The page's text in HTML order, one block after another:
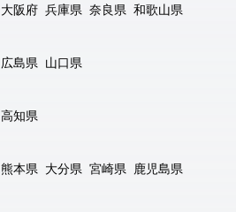
大阪府 兵庫県 奈良県 和歌山県
広島県 山口県
高知県
熊本県 大分県 宮崎県 鹿児島県